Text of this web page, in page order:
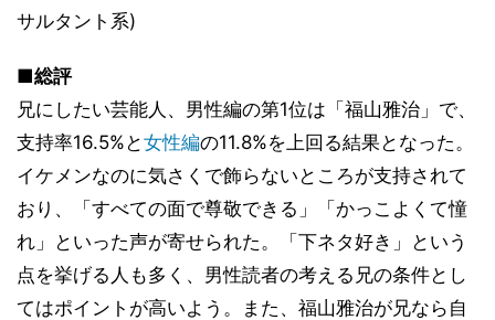
サルタント系)
■総評
兄にしたい芸能人、男性編の第1位は「福山雅治」で、
支持率16.5%と女性編の11.8%を上回る結果となった。
イケメンなのに気さくで飾らないところが支持されて
おり、「すべての面で尊敬できる」「かっこよくて憧
れ」といった声が寄せられた。「下ネタ好き」という
点を挙げる人も多く、男性読者の考える兄の条件とし
てはポイントが高いよう。また、福山雅治が兄なら自